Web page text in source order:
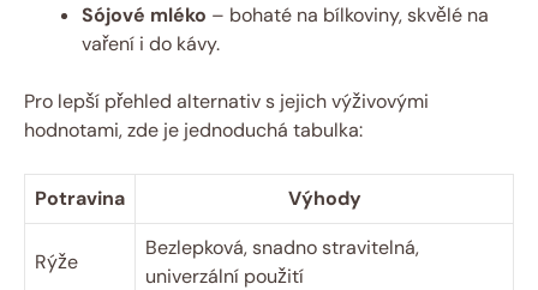
Sójové mléko – bohaté na bílkoviny, skvělé na
vaření i do kávy.
Pro lepší přehled alternativ s jejich výživovými
hodnotami, zde je jednoduchá tabulka:
Potravina Výhody
Rýže
Bezlepková, snadno stravitelná,
univerzální použití